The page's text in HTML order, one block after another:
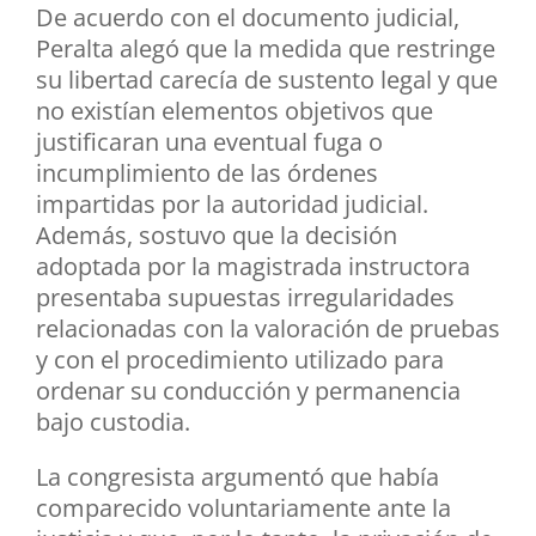
De acuerdo con el documento judicial,
Peralta alegó que la medida que restringe
su libertad carecía de sustento legal y que
no existían elementos objetivos que
justificaran una eventual fuga o
incumplimiento de las órdenes
impartidas por la autoridad judicial.
Además, sostuvo que la decisión
adoptada por la magistrada instructora
presentaba supuestas irregularidades
relacionadas con la valoración de pruebas
y con el procedimiento utilizado para
ordenar su conducción y permanencia
bajo custodia.
La congresista argumentó que había
comparecido voluntariamente ante la